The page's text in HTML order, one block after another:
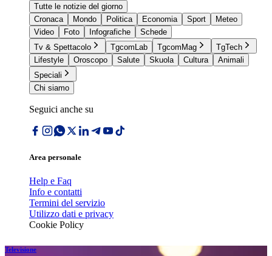
Tutte le notizie del giorno
Cronaca
Mondo Politica Economia Sport
Meteo
Video
Foto Infografiche
Schede
Tv & Spettacolo
TgcomLab TgcomMag
TgTech
Lifestyle
Oroscopo Salute Skuola Cultura
Animali
Speciali
Chi siamo
Seguici anche su
Area personale
Help e Faq
Info e contatti
Termini del servizio
Utilizzo dati e privacy
Cookie Policy
Televisione